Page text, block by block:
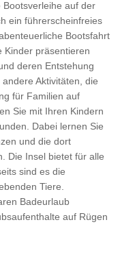
auf der
ein führerscheinfreies
Bootsfahrt
Kinder präsentieren
deren Entstehung
Aktivitäten, die
für Familien auf
Sie mit Ihren Kindern
Dabei lernen Sie
und die dort
Die Insel bietet für alle
sind es die
Tiere.
Badeurlaub
auf Rügen